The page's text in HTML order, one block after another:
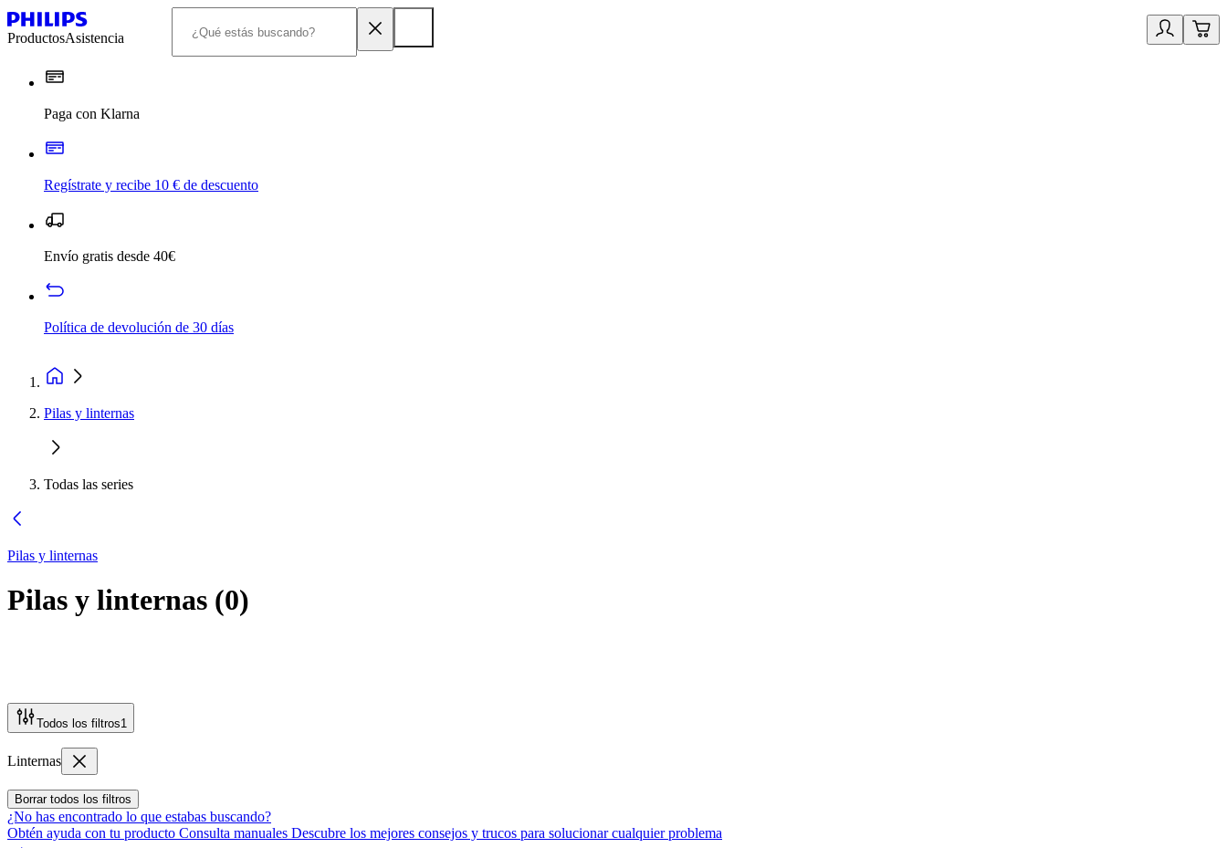
ProductosAsistencia
Paga con Klarna
Regístrate y recibe 10 € de descuento
Envío gratis desde 40€
Política de devolución de 30 días
Pilas y linternas
Todas las series
Pilas y linternas
Pilas y linternas (0)
Todos los filtros1
Linternas
Borrar todos los filtros
¿No has encontrado lo que estabas buscando?
Obtén ayuda con tu producto Consulta manuales Descubre los mejores consejos y trucos para solucionar cualquier problema